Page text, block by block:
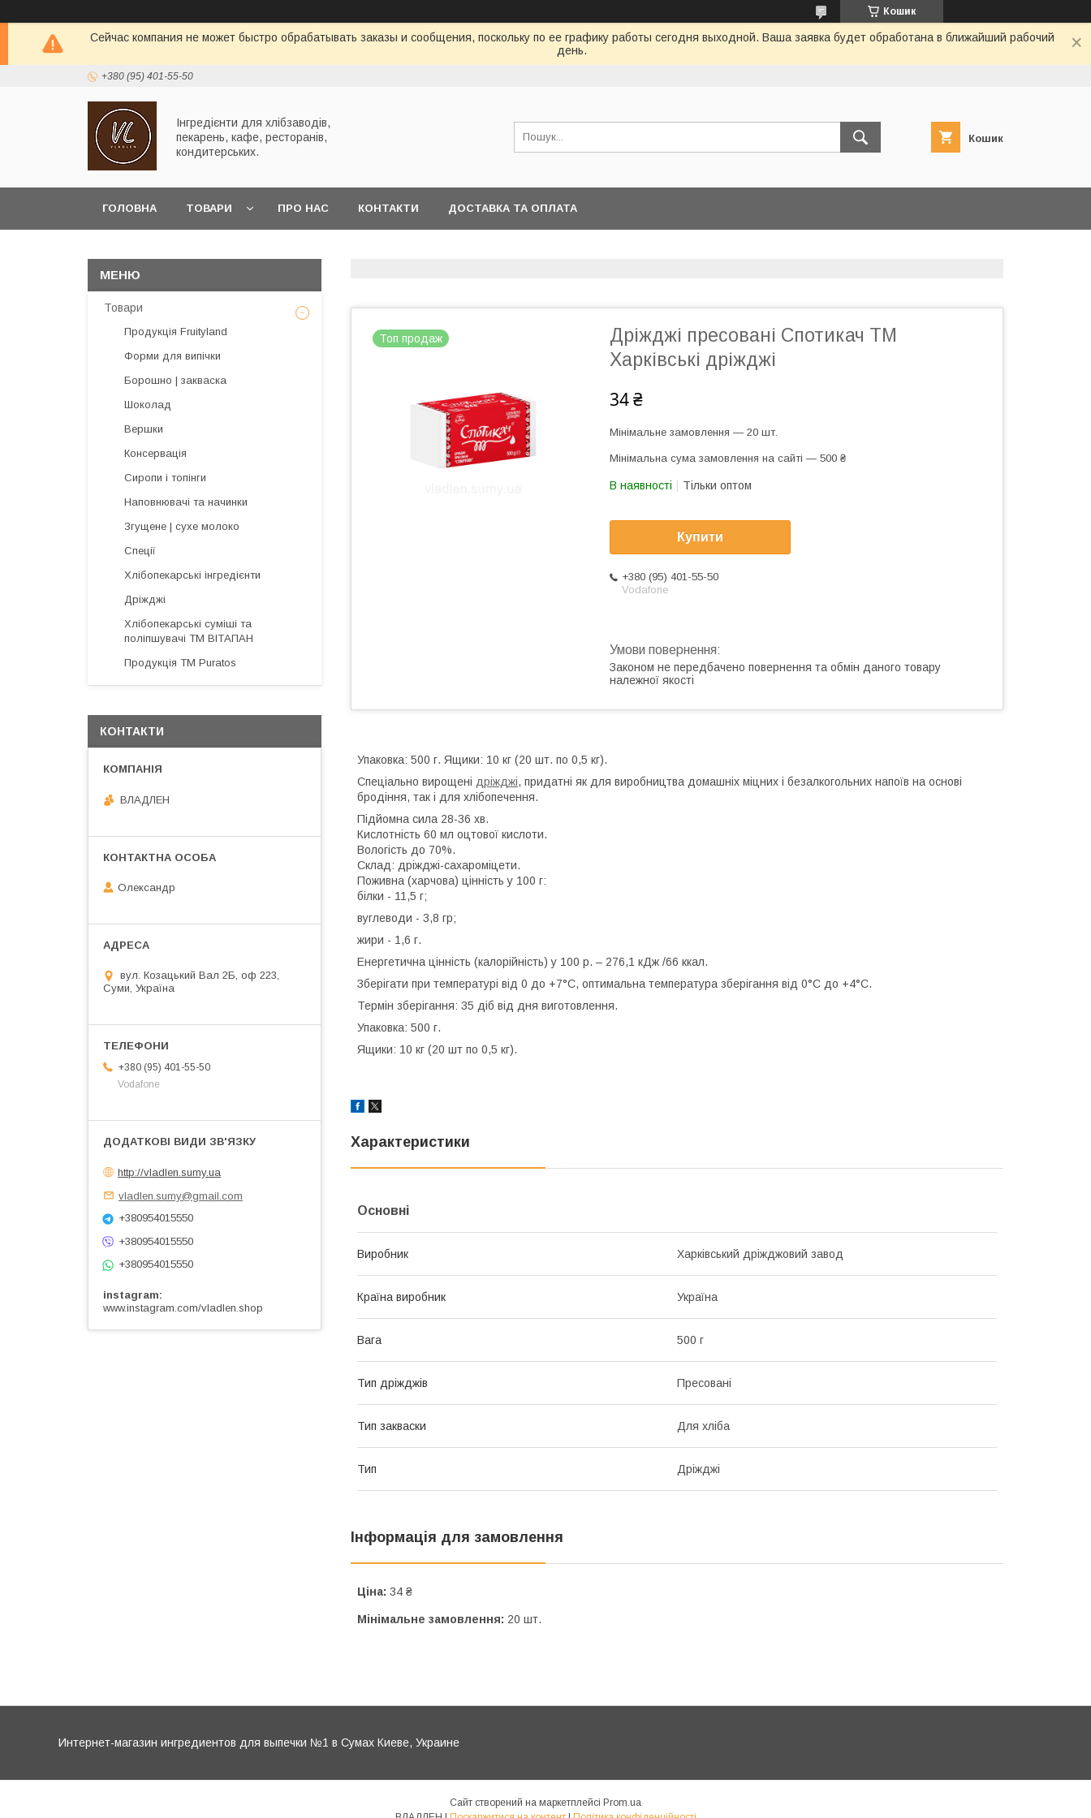
Кошик
Сейчас компания не может быстро обрабатывать заказы и сообщения, поскольку по ее графику работы сегодня выходной. Ваша заявка будет обработана в ближайший рабочий
день.
+380 (95) 401-55-50
Інгредієнти для хлібзаводів,
пекарень, кафе, ресторанів,
кондитерських.
Кошик
ГОЛОВНА ТОВАРИ ПРО НАС КОНТАКТИ ДОСТАВКА ТА ОПЛАТА
Топ продаж
Дріжджі пресовані Спотикач ТМ
Харківські дріжджі
34 ₴
Мінімальне замовлення — 20 шт.
Мінімальна сума замовлення на сайті — 500 ₴
В наявності Тільки оптом
Купити
+380 (95) 401-55-50
Vodafone
Законом не передбачено повернення та обмін даного товару
належної якості
Упаковка: 500 г. Ящики: 10 кг (20 шт. по 0,5 кг).
Спеціально вирощені дріжджі, придатні як для виробництва домашніх міцних і безалкогольних напоїв на основі
бродіння, так і для хлібопечення.
Підйомна сила 28-36 хв.
Кислотність 60 мл оцтової кислоти.
Вологість до 70%.
Склад: дріжджі-сахароміцети.
Поживна (харчова) цінність у 100 г:
білки - 11,5 г;
вуглеводи - 3,8 гр;
жири - 1,6 г.
Енергетична цінність (калорійність) у 100 р. – 276,1 кДж /66 ккал.
Зберігати при температурі від 0 до +7°С, оптимальна температура зберігання від 0°С до +4°С.
Термін зберігання: 35 діб від дня виготовлення.
Упаковка: 500 г.
Ящики: 10 кг (20 шт по 0,5 кг).
Характеристики
Основні
Виробник Харківський дріжджовий завод
Країна виробник Україна
Вага 500 г
Тип дріжджів Пресовані
Тип закваски Для хліба
Тип Дріжджі
Інформація для замовлення
Ціна: 34 ₴
Мінімальне замовлення: 20 шт.
Товари
Продукція Fruityland
Форми для випічки
Борошно | закваска
Шоколад
Вершки
Консервація
Сиропи і топінги
Наповнювачі та начинки
Згущене | сухе молоко
Спеції
Хлібопекарські інгредієнти
Дріжджі
Хлібопекарські суміші та
поліпшувачі ТМ ВІТАПАН
Продукція ТМ Puratos
КОНТАКТИ
ВЛАДЛЕН
Олександр
вул. Козацький Вал 2Б, оф 223,
Суми, Україна
+380 (95) 401-55-50
Vodafone
http://vladlen.sumy.ua
vladlen.sumy@gmail.com
+380954015550
+380954015550
+380954015550
instagram
www.instagram.com/vladlen.shop
Интернет-магазин ингредиентов для выпечки №1 в Сумах Киеве, Украине
Сайт створений на маркетплейсі Prom.ua